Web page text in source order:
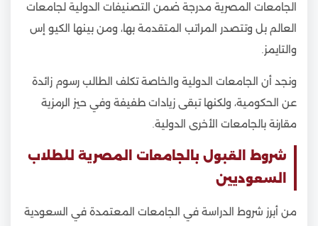
الجامعات المصرية مدرجة ضمن التصنيفات الدولية لجامعات
العالم بل وتتصدر المراتب المتقدمة بها، ومن بينها الكيو إس
والتايمز.
ونجد أن الجامعات الدولية والخاصة تكلف الطالب رسوم زائدة
عن الحكومية، ولكنها تبقى زيادات طفيفة وفي حيز الرمزية
مقارنة بالجامعات الأخرى الدولية.
شروط القبول بالجامعات المصرية للطلاب
السعوديين
من أبرز شروط الدراسة في الجامعات المعتمدة في السعودية